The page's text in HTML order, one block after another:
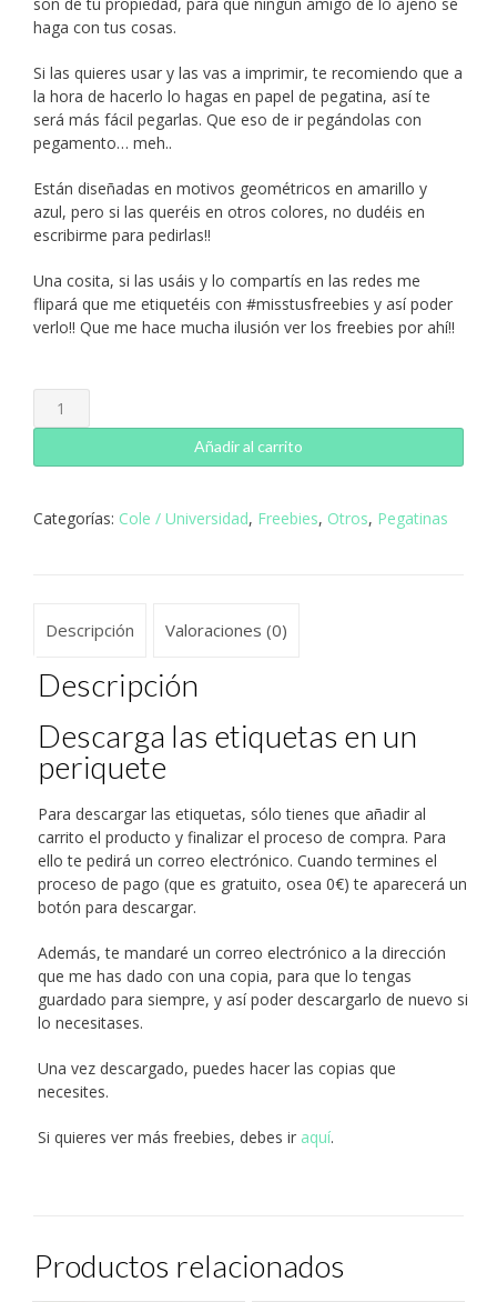
haga con tus cosas.
Si las quieres usar y las vas a imprimir, te recomiendo que a
la hora de hacerlo lo hagas en papel de pegatina, así te
será más fácil pegarlas. Que eso de ir pegándolas con
pegamento… meh..
Están diseñadas en motivos geométricos en amarillo y
azul, pero si las queréis en otros colores, no dudéis en
escribirme para pedirlas!!
Una cosita, si las usáis y lo compartís en las redes me
flipará que me etiquetéis con #misstusfreebies y así poder
verlo!! Que me hace mucha ilusión ver los freebies por ahí!!
Etiquetas
para
y
cantidad
Añadir al carrito
Categorías: Cole / Universidad, Freebies, Otros, Pegatinas
Descripción Valoraciones (0)
Descripción
Descarga las etiquetas en un
periquete
Para descargar las etiquetas, sólo tienes que añadir al
carrito el producto y finalizar el proceso de compra. Para
ello te pedirá un correo electrónico. Cuando termines el
proceso de pago (que es gratuito, osea 0€) te aparecerá un
botón para descargar.
Además, te mandaré un correo electrónico a la dirección
que me has dado con una copia, para que lo tengas
guardado para siempre, y así poder descargarlo de nuevo si
lo necesitases.
Una vez descargado, puedes hacer las copias que
necesites.
Si quieres ver más freebies, debes ir aquí.
Productos relacionados